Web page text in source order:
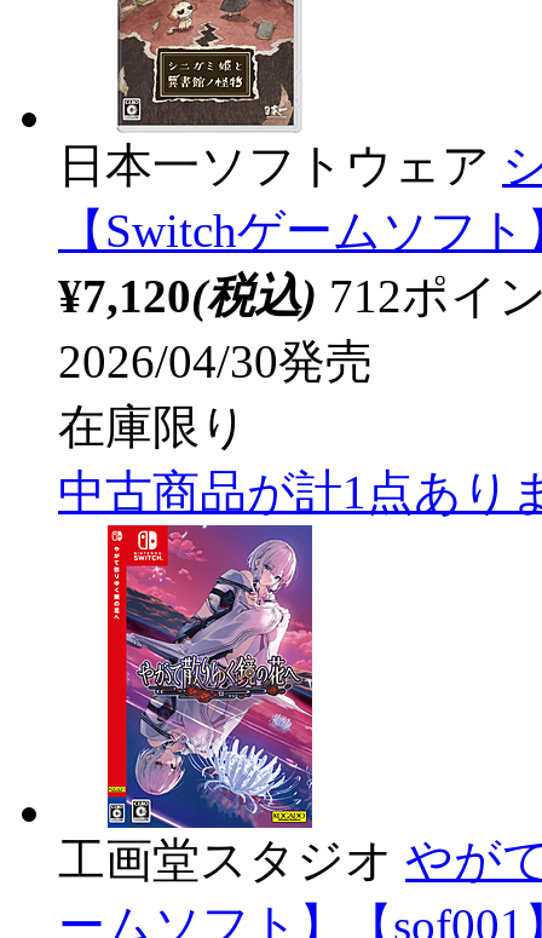
日本一ソフトウェア
【Switchゲームソフト
¥7,120(税込) 712ポイ
2026/04/30発売
在庫限り
中古商品が計1点あり
工画堂スタジオ やが
ームソフト】【sof001